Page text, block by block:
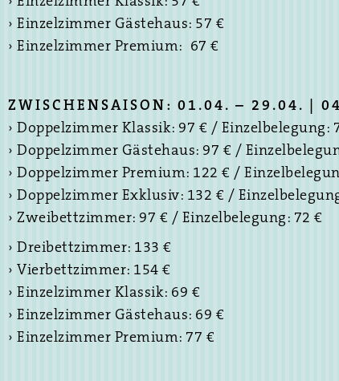
› Einzelzimmer Gästehaus: 57 €
› Einzelzimmer Premium: 67 €
ZWISCHENSAISON: 01.04. – 29.04. |
› Doppelzimmer Klassik: 97 € / Einzelbelegung:
› Doppelzimmer Gästehaus: 97 € /
› Doppelzimmer Premium: 122 € /
› Doppelzimmer Exklusiv: 132 € /
› Zweibettzimmer: 97 € / Einzelbelegung: 72 €
› Dreibettzimmer: 133 €
› Vierbettzimmer: 154 €
› Einzelzimmer Klassik: 69 €
› Einzelzimmer Gästehaus: 69 €
› Einzelzimmer Premium: 77 €